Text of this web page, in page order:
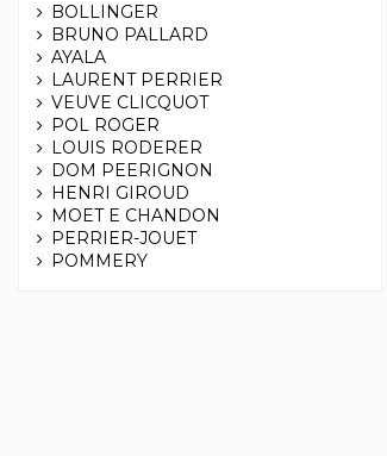
BOLLINGER
BRUNO PALLARD
AYALA
LAURENT PERRIER
VEUVE CLICQUOT
POL ROGER
LOUIS RODERER
DOM PEERIGNON
HENRI GIROUD
MOET E CHANDON
PERRIER-JOUET
POMMERY